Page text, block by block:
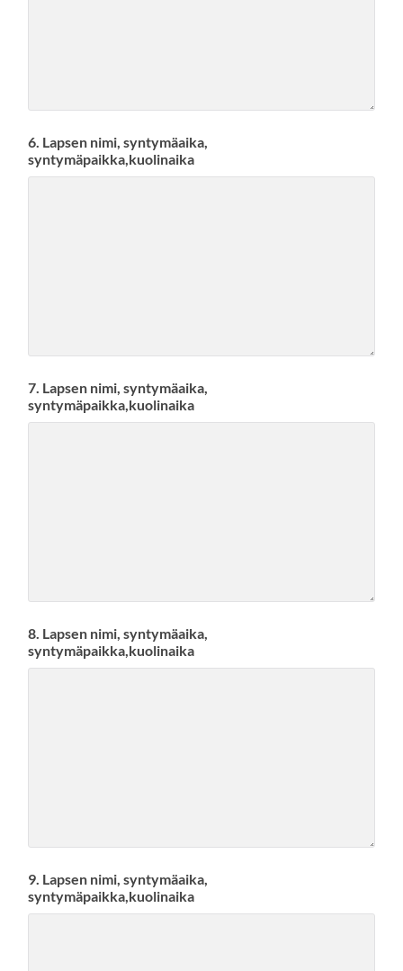
6. Lapsen nimi, syntymäaika,
syntymäpaikka,kuolinaika
7. Lapsen nimi, syntymäaika,
syntymäpaikka,kuolinaika
8. Lapsen nimi, syntymäaika,
syntymäpaikka,kuolinaika
9. Lapsen nimi, syntymäaika,
syntymäpaikka,kuolinaika